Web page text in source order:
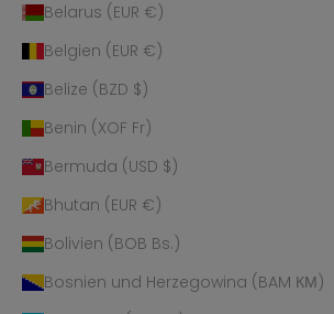
Belarus (EUR €)
Belgien (EUR €)
Belize (BZD $)
Benin (XOF Fr)
Bermuda (USD $)
Bhutan (EUR €)
Bolivien (BOB Bs.)
Bosnien und Herzegowina (BAM КМ)